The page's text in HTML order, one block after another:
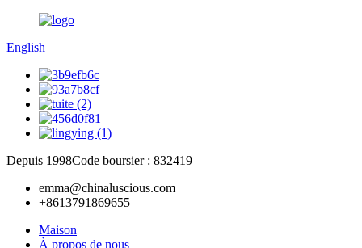
English
Depuis 1998Code boursier : 832419
emma@chinaluscious.com
+8613791869655
Maison
À propos de nous